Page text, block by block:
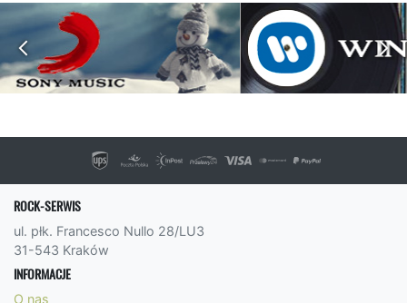
ROCK-SERWIS
ul. płk. Francesco Nullo 28/LU3
31-543 Kraków
INFORMACJE
O nas